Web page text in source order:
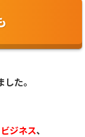
た。
ジネス、